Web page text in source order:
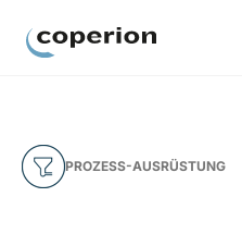
PROZESS-AUSRÜSTUNG